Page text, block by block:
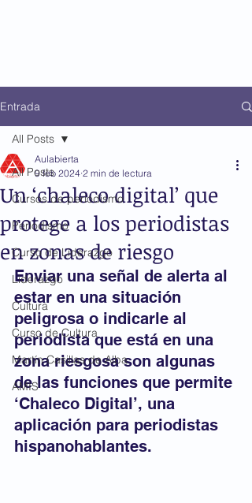
Entrada
All Posts
Cursos de periodismo
Periodismo
Curso de Liderazgo
Liderazgo
Cultura
Curso de Cultura
Martín Casillas de Alba
AMIS
All Posts
Un ‘chaleco digital’ que
protege a los periodistas
en zonas de riesgo
Aulabierta
9 feb 2024 2 min de lectura
Enviar una señal de alerta al
estar en una situación
peligrosa o indicarle al
periodista que está en una
zona riesgosa son algunas
de las funciones que permite
‘Chaleco Digital’, una
aplicación para periodistas
hispanohablantes.